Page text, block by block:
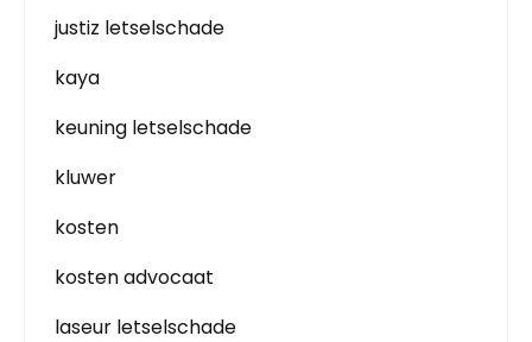
justiz letselschade
kaya
keuning letselschade
kluwer
kosten
kosten advocaat
laseur letselschade